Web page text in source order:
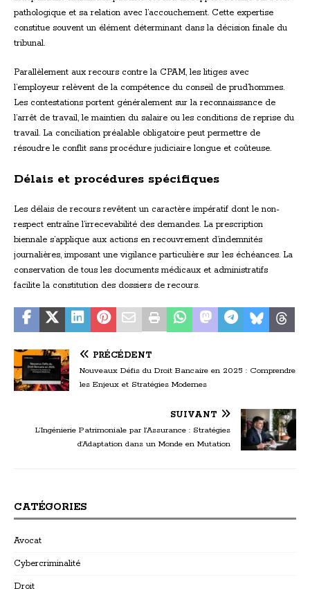
pathologique et sa relation avec l’accouchement. Cette expertise
constitue souvent un élément déterminant dans la décision finale du
tribunal.
Parallèlement aux recours contre la CPAM, les litiges avec
l’employeur relèvent de la compétence du conseil de prud’hommes.
Les contestations portent généralement sur la reconnaissance de
l’arrêt de travail, le maintien du salaire ou les conditions de reprise du
travail. La conciliation préalable obligatoire peut permettre de
résoudre le conflit sans procédure judiciaire longue et coûteuse.
Délais et procédures spécifiques
Les délais de recours revêtent un caractère impératif dont le non-
respect entraîne l’irrecevabilité des demandes. La prescription
biennale s’applique aux actions en recouvrement d’indemnités
journalières, imposant une vigilance particulière sur les échéances. La
conservation de tous les documents médicaux et administratifs
facilite la constitution des dossiers de recours.
PRÉCÉDENT
Nouveaux Défis du Droit Bancaire en 2025 : Comprendre
les Enjeux et Stratégies Modernes
SUIVANT
L’Ingénierie Patrimoniale par l’Assurance : Stratégies
d’Adaptation dans un Monde en Mutation
CATÉGORIES
Avocat
Cybercriminalité
Droit